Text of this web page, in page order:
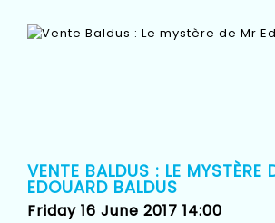
VENTE BALDUS : LE MYSTÈRE
EDOUARD BALDUS
Friday 16 June 2017 14:00